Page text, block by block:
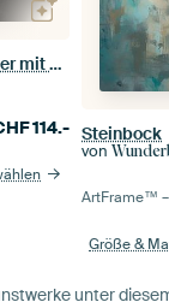
Schottischer Highlander mit dunklem Rücken
114.- Steinbock
von
ArtFrame™ –
Größe &
unter